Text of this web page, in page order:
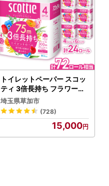
トイレットペーパー スコッ
ティ 3倍長持ち フラワーパ
ック 4ロール×6P
埼玉県草加市
(728)
15,000